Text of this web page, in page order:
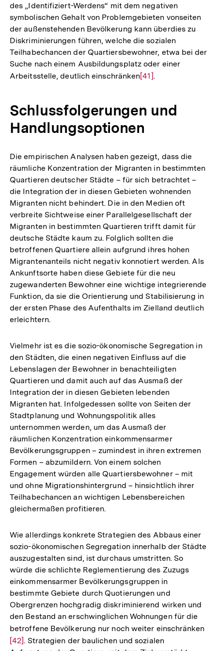
Auflösung
der
Fußnote
des „Identifiziert-Werdens“ mit dem negativen
symbolischen Gehalt von Problemgebieten vonseiten
der außenstehenden Bevölkerung kann überdies zu
Diskriminierungen führen, welche die sozialen
Teilhabechancen der Quartiersbewohner, etwa bei der
Suche nach einem Ausbildungsplatz oder einer
Arbeitsstelle, deutlich einschränkenZur
Fußnote
[41].
Schlussfolgerungen und
Handlungsoptionen
Die empirischen Analysen haben gezeigt, dass die
räumliche Konzentration der Migranten in bestimmten
Quartieren deutscher Städte – für sich betrachtet –
die Integration der in diesen Gebieten wohnenden
Migranten nicht behindert. Die in den Medien oft
verbreite Sichtweise einer Parallelgesellschaft der
Migranten in bestimmten Quartieren trifft damit für
deutsche Städte kaum zu. Folglich sollten die
betroffenen Quartiere allein aufgrund ihres hohen
Migrantenanteils nicht negativ konnotiert werden. Als
Ankunftsorte haben diese Gebiete für die neu
zugewanderten Bewohner eine wichtige integrierende
Funktion, da sie die Orientierung und Stabilisierung in
der ersten Phase des Aufenthalts im Zielland deutlich
erleichtern.
Vielmehr ist es die sozio-ökonomische Segregation in
den Städten, die einen negativen Einfluss auf die
Lebenslagen der Bewohner in benachteiligten
Quartieren und damit auch auf das Ausmaß der
Integration der in diesen Gebieten lebenden
Migranten hat. Infolgedessen sollte von Seiten der
Stadtplanung und Wohnungspolitik alles
unternommen werden, um das Ausmaß der
räumlichen Konzentration einkommensarmer
Bevölkerungsgruppen – zumindest in ihren extremen
Formen – abzumildern. Von einem solchen
Engagement würden alle Quartiersbewohner – mit
und ohne Migrationshintergrund – hinsichtlich ihrer
Teilhabechancen an wichtigen Lebensbereichen
gleichermaßen profitieren.
Wie allerdings konkrete Strategien des Abbaus einer
sozio-ökonomischen Segregation innerhalb der Städte
auszugestalten sind, ist durchaus umstritten. So
würde die schlichte Reglementierung des Zuzugs
einkommensarmer Bevölkerungsgruppen in
bestimmte Gebiete durch Quotierungen und
Obergrenzen hochgradig diskriminierend wirken und
den Bestand an erschwinglichen Wohnungen für die
betroffene Bevölkerung nur noch weiter einschränken
[42]. Strategien der baulichen und sozialen